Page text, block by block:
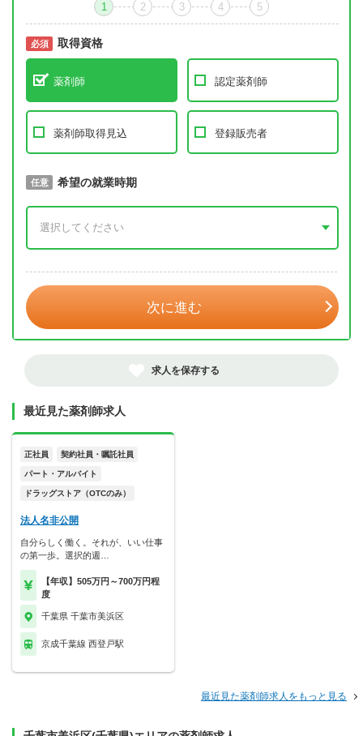
1 2 3 4 5
必須 取得資格
薬剤師 認定薬剤師
薬剤師取得見込 登録販売者
必須 取得予定年
任意 希望の就業時期
次に進む
求人を保存する
最近見た薬剤師求人
正社員 契約社員・嘱託社員
パート・アルバイト
ドラッグストア（OTCのみ）
法人名非公開
自分らしく働く。それが、いい仕事
の第一歩。選択的週…
【年収】505万円～700万円程
度
千葉県 千葉市美浜区
京成千葉線 西登戸駅
最近見た薬剤師求人をもっと見る